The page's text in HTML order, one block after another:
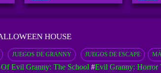
HOUSE
JUEGOS DE GRANNY JUEGOS DE ESCAPE
Evil Granny: The School #Evil Granny: Horror